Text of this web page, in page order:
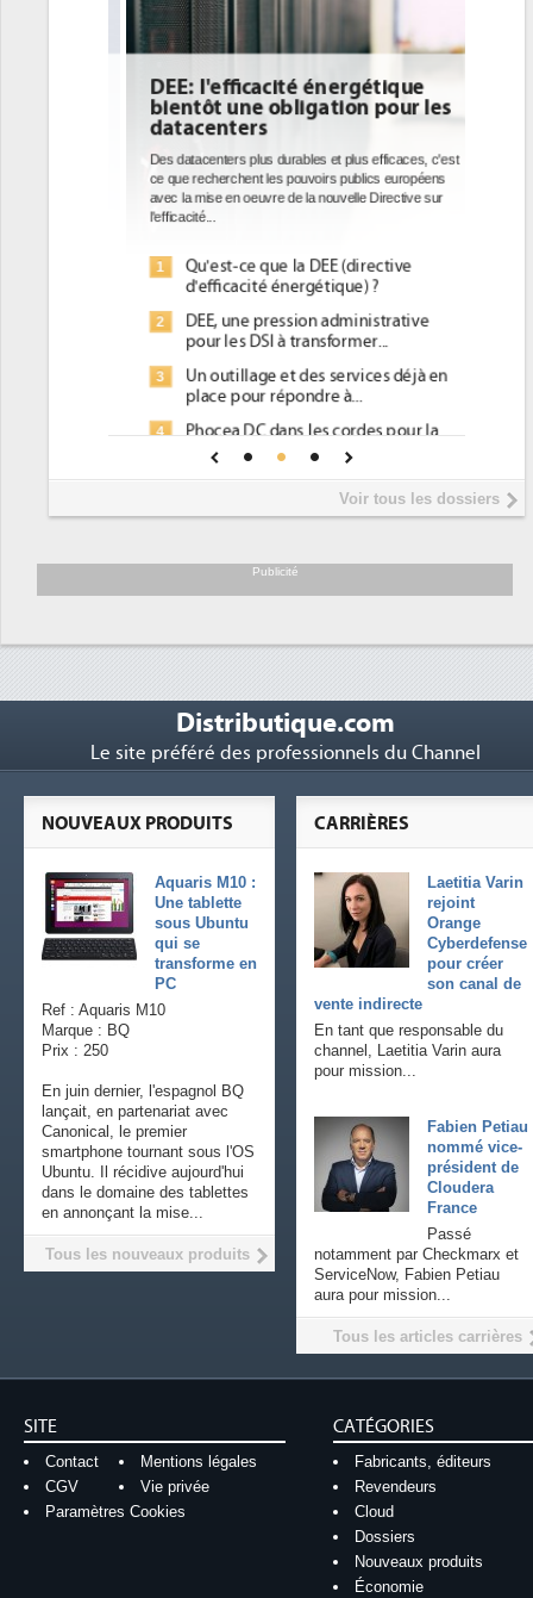
DEE: l'efficacité énergétique
bientôt une obligation pour les
datacenters
Des datacenters plus durables et plus efficaces, c'est
ce que recherchent les pouvoirs publics européens
avec la mise en oeuvre de la nouvelle Directive sur
l'efficacité...
Qu'est-ce que la DEE (directive
d'efficacité énergétique) ?
DEE, une pression administrative
pour les DSI à transformer...
Un outillage et des services déjà en
place pour répondre à...
Phocea DC dans les cordes pour la
Interview de Fabrice Coquio,
président de Digital Realty...
soutient les...
Voir tous les dossiers
Publicité
Distributique.com
Le site préféré des professionnels du Channel
CARRIÈRES
Laetitia Varin
rejoint
Orange
Cyberdefense
pour créer
son canal de
vente indirecte
En tant que responsable du
channel, Laetitia Varin aura
pour mission...
Fabien Petiau
nommé vice-
président de
Cloudera
France
Passé
notamment par Checkmarx et
ServiceNow, Fabien Petiau
aura pour mission...
Tous les articles carrières
NOUVEAUX PRODUITS
Aquaris M10 :
Une tablette
sous Ubuntu
qui se
transforme en
PC
Ref : Aquaris M10
Marque : BQ
Prix : 250
En juin dernier, l'espagnol BQ
lançait, en partenariat avec
Canonical, le premier
smartphone tournant sous l'OS
Ubuntu. Il récidive aujourd'hui
dans le domaine des tablettes
en annonçant la mise...
Tous les nouveaux produits
SITE
Contact
Mentions légales
CGV
Vie privée
Paramètres Cookies
CATÉGORIES
Fabricants, éditeurs
Revendeurs
Cloud
Dossiers
Nouveaux produits
Économie